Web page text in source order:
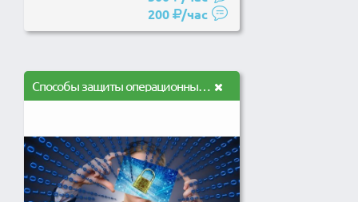
200
/час
Способы защиты операционных систем